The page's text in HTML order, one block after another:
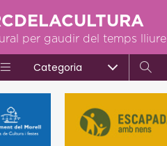
per gaudir del temps lliure
Categoria